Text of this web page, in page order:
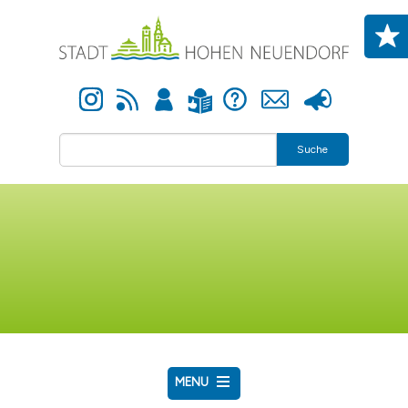
Instagram Newsfeed Anmelden Leichte Sprache Hilfe Kontakt Presse
Suche
MENU